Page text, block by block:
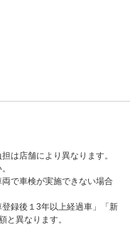
は店舗により異なります。
で車検が実施できない場合
録後１3年以上経過車」「新
と異なります。